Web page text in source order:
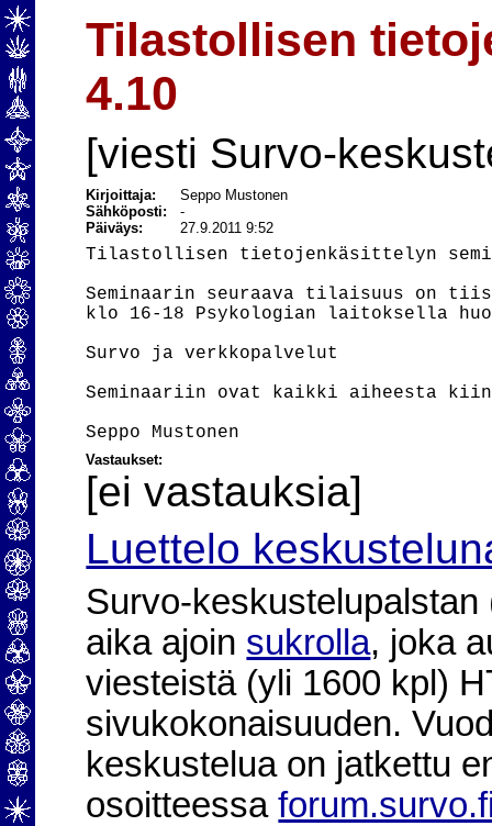
Tilastollisen
4.10
[viesti Survo-
Kirjoittaja:
Seppo Mustonen
Sähköposti:-
Päiväys:
27.9.2011 9:52
Tilastollisen tietojenkäsittelyn
Seminaarin seuraava tilaisuus on
klo 16-18 Psykologian laitoksella
Survo ja verkkopalvelut
Seminaariin ovat kaikki aiheesta
Vastaukset:
[ei vastauksia]
Luettelo
Survo-
aika ajoin sukrolla, joka
viesteistä (yli 1600 kpl)
sivukokonaisuuden.
keskustelua on jatkettu
osoitteessa